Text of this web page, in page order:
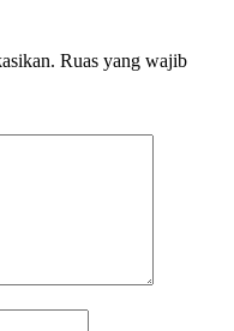
Ruas yang wajib